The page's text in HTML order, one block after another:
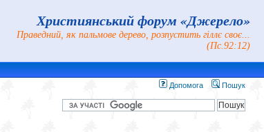
Християнський форум «Джерело»
Праведний, як пальмове дерево, розпустить гіллє своє...
(Пс.92:12)
Допомога Пошук